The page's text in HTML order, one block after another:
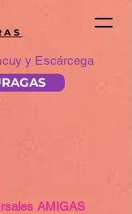
y Escárcega
AMIGAS